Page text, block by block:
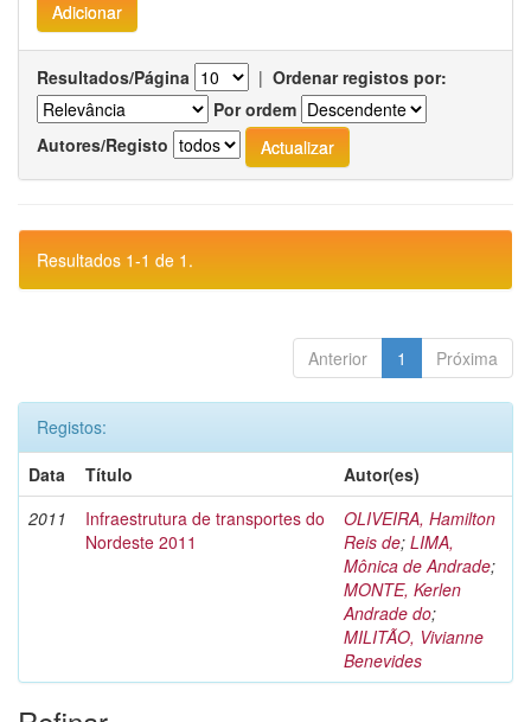
Resultados/Página | Ordenar registos por:
Por ordem
Autores/Registo
Resultados 1-1 de 1.
Anterior 1 Próxima
Registos:
Data
Título
Autor(es)
2011
Infraestrutura de transportes do
Nordeste 2011
OLIVEIRA, Hamilton
Reis de; LIMA,
Mônica de Andrade;
MONTE, Kerlen
Andrade do;
MILITÃO, Vivianne
Benevides